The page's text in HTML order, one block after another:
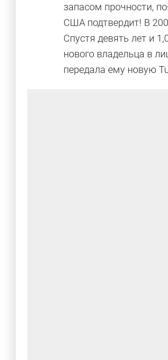
запасом прочности,
США подтвердит! В
Спустя девять лет и
нового владельца в
передала ему новую